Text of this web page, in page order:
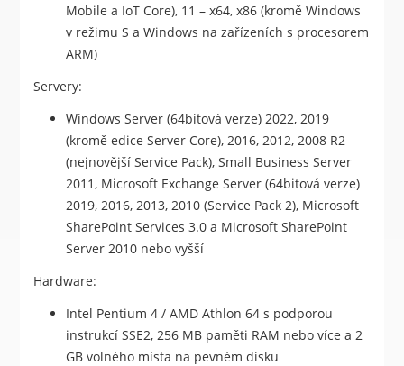
Mobile a IoT Core), 11 – x64, x86 (kromě Windows
v režimu S a Windows na zařízeních s procesorem
ARM)
Servery:
Windows Server (64bitová verze) 2022, 2019
(kromě edice Server Core), 2016, 2012, 2008 R2
(nejnovější Service Pack), Small Business Server
2011, Microsoft Exchange Server (64bitová verze)
2019, 2016, 2013, 2010 (Service Pack 2), Microsoft
SharePoint Services 3.0 a Microsoft SharePoint
Server 2010 nebo vyšší
Hardware:
Intel Pentium 4 / AMD Athlon 64 s podporou
instrukcí SSE2, 256 MB paměti RAM nebo více a 2
GB volného místa na pevném disku